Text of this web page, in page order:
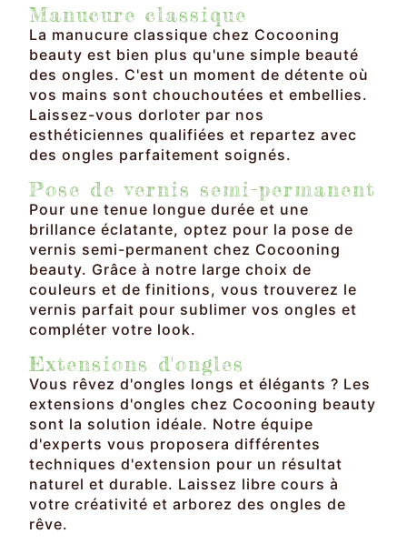
Manucure classique
La manucure classique chez Cocooning
beauty est bien plus qu'une simple beauté
des ongles. C'est un moment de détente où
vos mains sont chouchoutées et embellies.
Laissez-vous dorloter par nos
esthéticiennes qualifiées et repartez avec
des ongles parfaitement soignés.
Pose de vernis semi-permanent
Pour une tenue longue durée et une
brillance éclatante, optez pour la pose de
vernis semi-permanent chez Cocooning
beauty. Grâce à notre large choix de
couleurs et de finitions, vous trouverez le
vernis parfait pour sublimer vos ongles et
compléter votre look.
Extensions d'ongles
Vous rêvez d'ongles longs et élégants ? Les
extensions d'ongles chez Cocooning beauty
sont la solution idéale. Notre équipe
d'experts vous proposera différentes
techniques d'extension pour un résultat
naturel et durable. Laissez libre cours à
votre créativité et arborez des ongles de
rêve.